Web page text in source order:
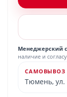
Менеджерский
наличие и
САМОВЫВОЗ
Тюмень, ул.